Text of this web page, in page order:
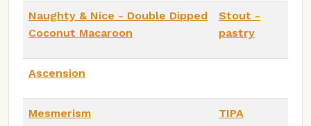
Naughty & Nice - Double Dipped
Coconut Macaroon
Stout -
pastry
Ascension
Mesmerism TIPA